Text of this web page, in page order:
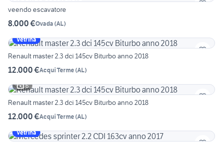
veendo escavatore
8.000 €Ovada (AL)
Vetrina
Renault master 2.3 dci 145cv Biturbo anno 2018
12.000 €Acqui Terme(AL)
6
Renault master 2.3 dci 145cv Biturbo anno 2018
12.000 €Acqui Terme(AL)
Vetrina